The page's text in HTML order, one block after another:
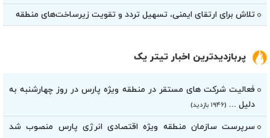
تلاش برای ارتقای ایمنی، تسهیل تردد و تقویت زیرساخت‌های منطقه
پربازدیدترین اخبار تیتر یک
فعالیت شرکت های مستقر در منطقه ویژه پارس در روز چهارشنبه به
دلیل ...
سرپرست سازمان منطقه ویژه اقتصادی انرژی پارس منصوب شد